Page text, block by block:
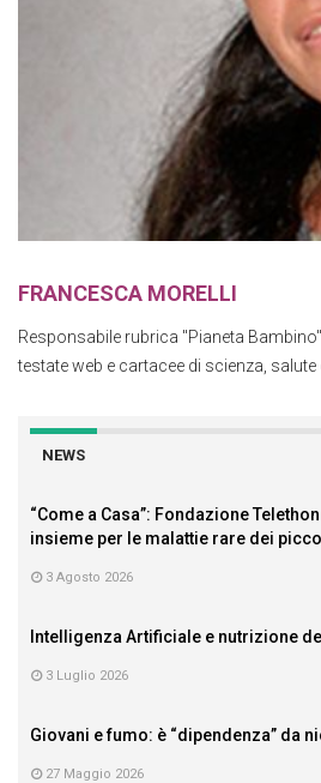
FRANCESCA MORELLI
Responsabile rubrica "Pianeta
testate web e cartacee di scienza, salute
NEWS
“Come a Casa”: Fondazione
insieme per le malattie rare dei
3 Agosto 2026
Intelligenza Artificiale e nutrizione
3 Luglio 2026
Giovani e fumo: è “dipendenza” da
27 Maggio 2026